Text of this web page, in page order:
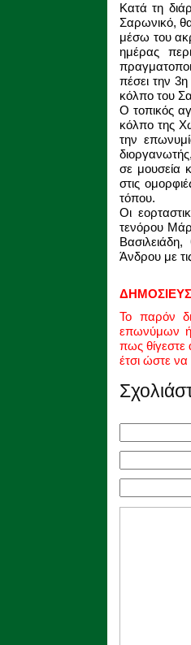
Κατά τη
Σαρωνικό,
μέσω του
ημέρας
πέσει την
κόλπο του
Ο τοπικός
κόλπο της
την
σε μουσεία
στις
τόπου.
Οι
τενόρου
Άνδρου με
Το παρόν
επωνύμων ή
πως θίγεστε
έτσι ώστε να